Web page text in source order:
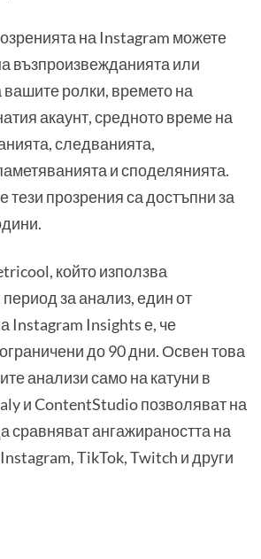
на Instagram можете
възпроизвежданията или
вашите ролки, времето на
акаунт, средното време на
следванията,
и споделянията.
тези прозрения са достъпни за
който използва
за анализ, един от
Instagram Insights е, че
до 90 дни. Освен това
анализи само на катуни в
и ContentStudio позволяват на
сравняват ангажираността на
TikTok, Twitch и други